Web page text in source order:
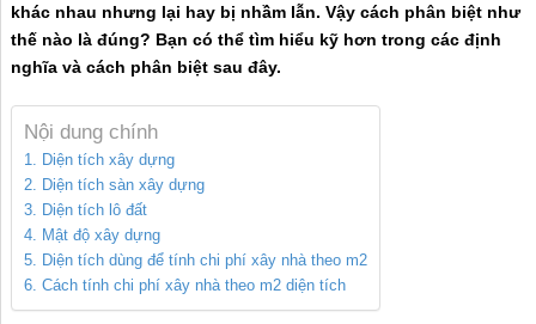
khác nhau nhưng lại hay bị nhầm lẫn. Vậy cách phân biệt như
thế nào là đúng? Bạn có thể tìm hiểu kỹ hơn trong các định
nghĩa và cách phân biệt sau đây.
Nội dung chính
1. Diện tích xây dựng
2. Diện tích sàn xây dựng
3. Diện tích lô đất
4. Mật độ xây dựng
5. Diện tích dùng để tính chi phí xây nhà theo m2
6. Cách tính chi phí xây nhà theo m2 diện tích